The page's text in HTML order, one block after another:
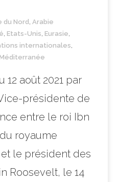
du Nord
Arabie
Etats-Unis Eurasie
internationales
12 août 2021 par
présidente de
entre le roi Ibn
royaume
et le président des
Roosevelt, le 14